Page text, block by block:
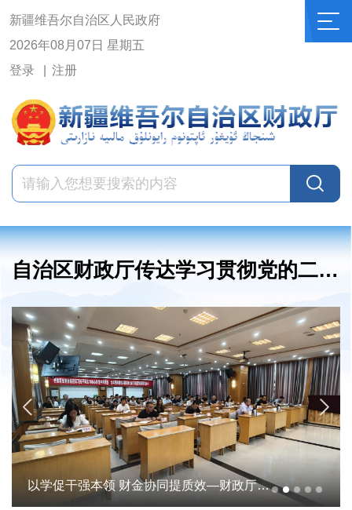
新疆维吾尔自治区人民政府
2026年08月07日 星期五
登录
注册
自治区财政厅传达学习贯彻党的二十届四中全会精神
铸牢中华民族共同体意识 凝聚财政奋进磅礴力量